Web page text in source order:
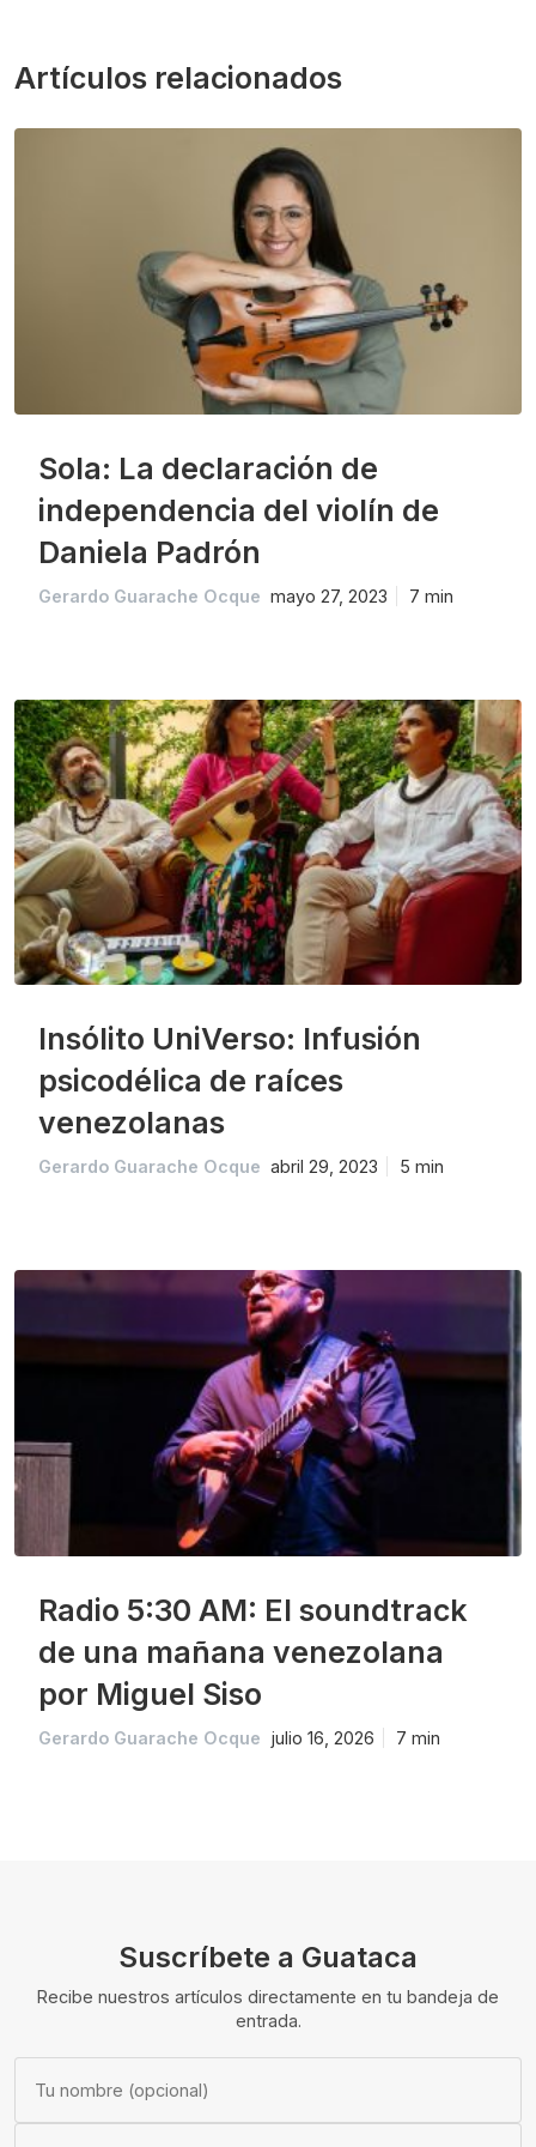
Artículos relacionados
Sola: La declaración de
independencia del violín de
Daniela Padrón
Gerardo Guarache Ocque mayo 27, 2023 7 min
Insólito UniVerso: Infusión
psicodélica de raíces
venezolanas
Gerardo Guarache Ocque abril 29, 2023 5 min
Radio 5:30 AM: El soundtrack
de una mañana venezolana
por Miguel Siso
Gerardo Guarache Ocque julio 16, 2026 7 min
Suscríbete a Guataca
Recibe nuestros artículos directamente en tu bandeja de
entrada.